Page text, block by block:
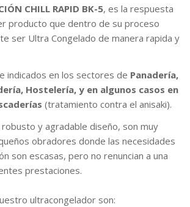
CHILL RAPID BK-5, es la respuesta
producto que dentro de su proceso
ser Ultra Congelado de manera rapida y
indicados en los sectores de Panadería,
Hostelería, y en algunos casos en
(tratamiento contra el anisaki).
y agradable diseño, son muy
obradores donde las necesidades
son escasas, pero no renuncian a una
prestaciones.
ultracongelador son: